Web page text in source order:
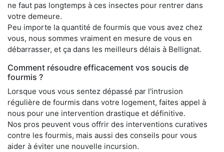
ne faut pas longtemps à ces insectes pour rentrer dans
votre demeure.
Peu importe la quantité de fourmis que vous avez chez
vous, nous sommes vraiment en mesure de vous en
débarrasser, et ça dans les meilleurs délais à Bellignat.
Comment résoudre efficacement vos soucis de
fourmis ?
Lorsque vous vous sentez dépassé par l'intrusion
régulière de fourmis dans votre logement, faites appel à
nous pour une intervention drastique et définitive.
Nos pros peuvent vous offrir des interventions curatives
contre les fourmis, mais aussi des conseils pour vous
aider à éviter une nouvelle incursion.